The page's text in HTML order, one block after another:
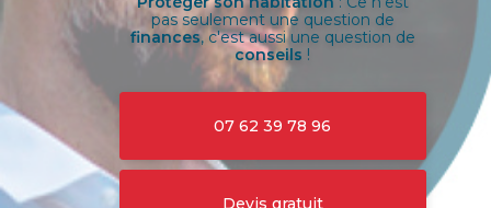
pas seulement une question de
finances, c'est aussi une question de
conseils !
07 62 39 78 96
Devis gratuit